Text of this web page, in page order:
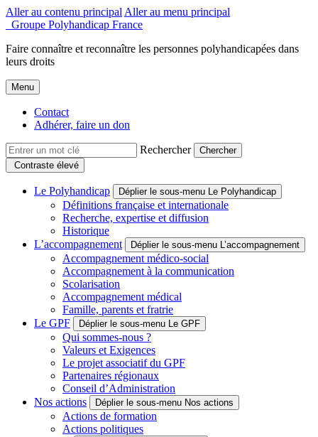
Aller au contenu principal Aller au menu principal
Groupe Polyhandicap France
Faire connaître et reconnaître les personnes polyhandicapées dans
leurs droits
Menu
Contact
Adhérer, faire un don
Rechercher
Contraste élevé
Le Polyhandicap Déplier le sous-menu Le Polyhandicap
Définitions française et internationale
Recherche, expertise et diffusion
Historique
L’accompagnement
Déplier le sous-menu L’accompagnement
Accompagnement médico-social
Accompagnement à la communication
Scolarisation
Accompagnement médical
Famille, parents et fratrie
Le GPF
Déplier le sous-menu Le GPF
Qui sommes-nous ?
Valeurs et Exigences
Le projet associatif du GPF
Partenaires régionaux
Conseil d’Administration
Nos actions
Déplier le sous-menu Nos actions
Actions de formation
Actions politiques